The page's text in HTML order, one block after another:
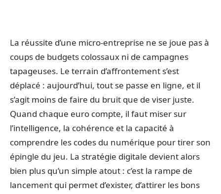
La réussite d’une micro-entreprise ne se joue pas à
coups de budgets colossaux ni de campagnes
tapageuses. Le terrain d’affrontement s’est
déplacé : aujourd’hui, tout se passe en ligne, et il
s’agit moins de faire du bruit que de viser juste.
Quand chaque euro compte, il faut miser sur
l’intelligence, la cohérence et la capacité à
comprendre les codes du numérique pour tirer son
épingle du jeu. La stratégie digitale devient alors
bien plus qu’un simple atout : c’est la rampe de
lancement qui permet d’exister, d’attirer les bons